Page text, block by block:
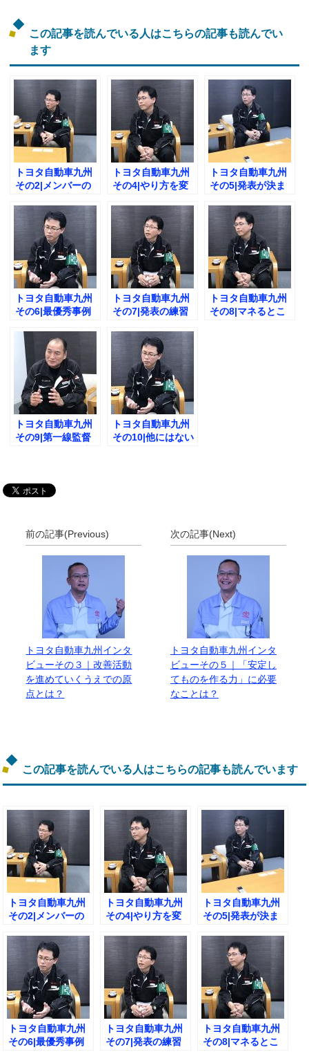
この記事を読んでいる人はこちらの記事も読んでい
ます
トヨタ自動車九州
その2|メンバーの
法とは？
トヨタ自動車九州
その4|やり方を変
は？
トヨタ自動車九州
その5|発表が決ま
は？
トヨタ自動車九州
その6|最優秀事例
トヨタ自動車九州
その7|発表の練習
トヨタ自動車九州
その8|マネるとこ
トヨタ自動車九州
その9|第一線監督
トヨタ自動車九州
その10|他にはない
前の記事(Previous)
トヨタ自動車九州インタ
ビューその３｜改善活動
を進めていくうえでの原
点とは？
次の記事(Next)
トヨタ自動車九州インタ
ビューその５｜「安定し
てものを作る力」に必要
なことは？
この記事を読んでいる人はこちらの記事も読んでいます
トヨタ自動車九州
その2|メンバーの
法とは？
トヨタ自動車九州
その4|やり方を変
は？
トヨタ自動車九州
その5|発表が決ま
は？
トヨタ自動車九州
その6|最優秀事例
トヨタ自動車九州
その7|発表の練習
トヨタ自動車九州
その8|マネるとこ